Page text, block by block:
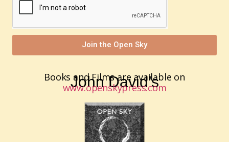
Join the Open Sky
John David’s
Books and Films are available on
www.openskypress.com